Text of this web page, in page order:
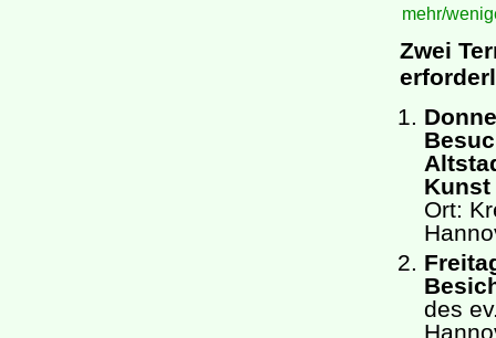
mehr/
Zwei
Kunst
Ort:
des